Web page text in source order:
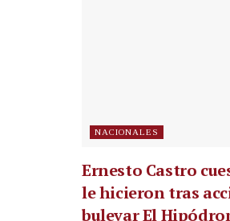
NACIONALES
Ernesto Castro
le hicieron tras
bulevar El